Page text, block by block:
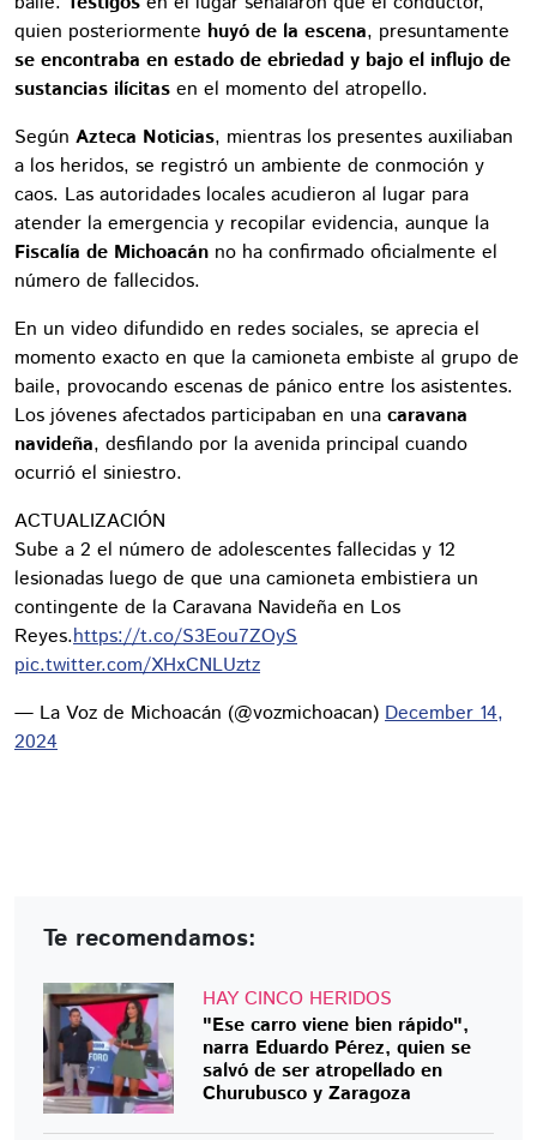
quien posteriormente huyó de la escena, presuntamente
se encontraba en estado de ebriedad y bajo el influjo de
sustancias ilícitas en el momento del atropello.
Según Azteca Noticias, mientras los presentes auxiliaban
a los heridos, se registró un ambiente de conmoción y
caos. Las autoridades locales acudieron al lugar para
atender la emergencia y recopilar evidencia, aunque la
Fiscalía de Michoacán no ha confirmado oficialmente el
número de fallecidos.
En un video difundido en redes sociales, se aprecia el
momento exacto en que la camioneta embiste al grupo de
baile, provocando escenas de pánico entre los asistentes.
Los jóvenes afectados participaban en una caravana
navideña, desfilando por la avenida principal cuando
ocurrió el siniestro.
ACTUALIZACIÓN
Sube a 2 el número de adolescentes fallecidas y 12
lesionadas luego de que una camioneta embistiera un
contingente de la Caravana Navideña en Los
Reyes.https://t.co/S3Eou7ZOyS
pic.twitter.com/XHxCNLUztz
— La Voz de Michoacán (@vozmichoacan) December 14,
2024
Te recomendamos:
HAY CINCO HERIDOS
"Ese carro viene bien rápido",
narra Eduardo Pérez, quien se
salvó de ser atropellado en
Churubusco y Zaragoza